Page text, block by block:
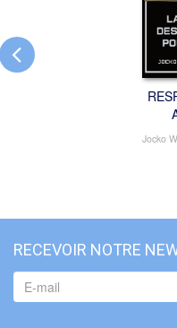
Jocko
RECEVOIR NOTRE